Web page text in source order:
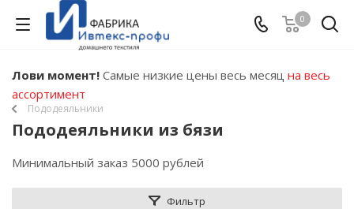
0
Лови момент! Самые низкие цены весь месяц на весь
ассортимент
Пододеяльники
Пододеяльники из бязи
Минимальный заказ 5000 рублей
Фильтр